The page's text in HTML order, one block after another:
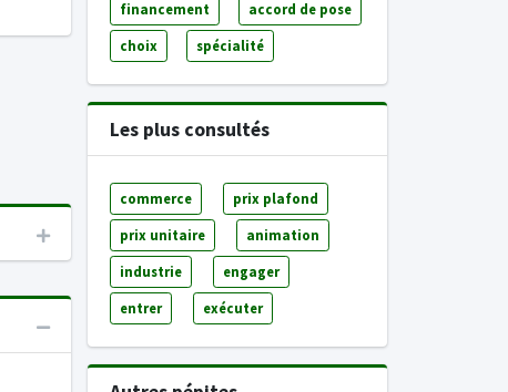
financement accord de pose
choix spécialité
Les plus consultés
commerce prix plafond
prix unitaire animation
industrie engager
entrer exécuter